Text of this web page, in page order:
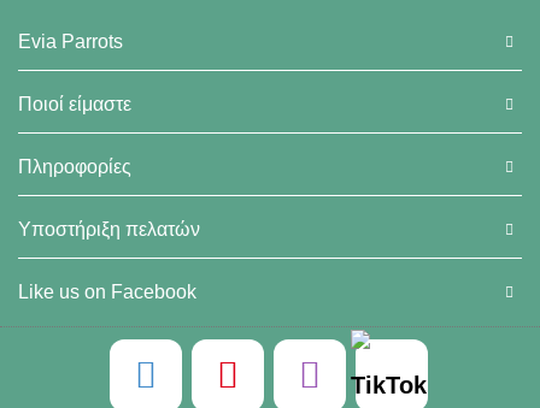
Evia Parrots
Ποιοί είμαστε
Πληροφορίες
Υποστήριξη πελατών
Like us on Facebook